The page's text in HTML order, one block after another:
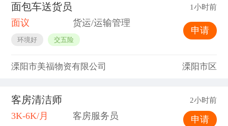
面包车送货员 1小时前
面议 货运/运输管理
环境好 交五险
申请
溧阳市美福物资有限公司 溧阳市区
客房清洁师 2小时前
3K-6K/月 客房服务员 申请